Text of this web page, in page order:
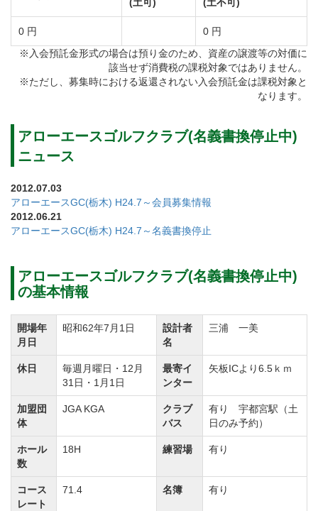
0 円
0 円
※入会預託金形式の場合は預り金のため、資産の譲渡等の対価に
該当せず消費税の課税対象ではありません。
※ただし、募集時における返還されない入会預託金は課税対象と
なります。
アローエースゴルフクラブ(名義書換停止中)
ニュース
2012.07.03
アローエースGC(栃木) H24.7～会員募集情報
2012.06.21
アローエースGC(栃木) H24.7～名義書換停止
アローエースゴルフクラブ(名義書換停止中)
の基本情報
開場年
月日
昭和62年7月1日
設計者
名
三浦 一美
休日
毎週月曜日・12月
31日・1月1日
最寄イ
ンター
矢板ICより6.5ｋｍ
加盟団
体
JGA KGA
クラブ
バス
有り 宇都宮駅（土
日のみ予約）
ホール
数
18H 練習場 有り
コース
レート
71.4 名簿 有り